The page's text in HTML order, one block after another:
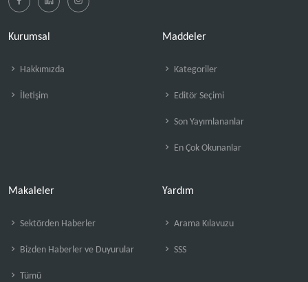
Kurumsal
Hakkımızda
İletişim
Maddeler
Kategoriler
Editör Seçimi
Son Yayımlananlar
En Çok Okunanlar
Makaleler
Sektörden Haberler
Bizden Haberler ve Duyurular
Tümü
Yardım
Arama Kılavuzu
SSS